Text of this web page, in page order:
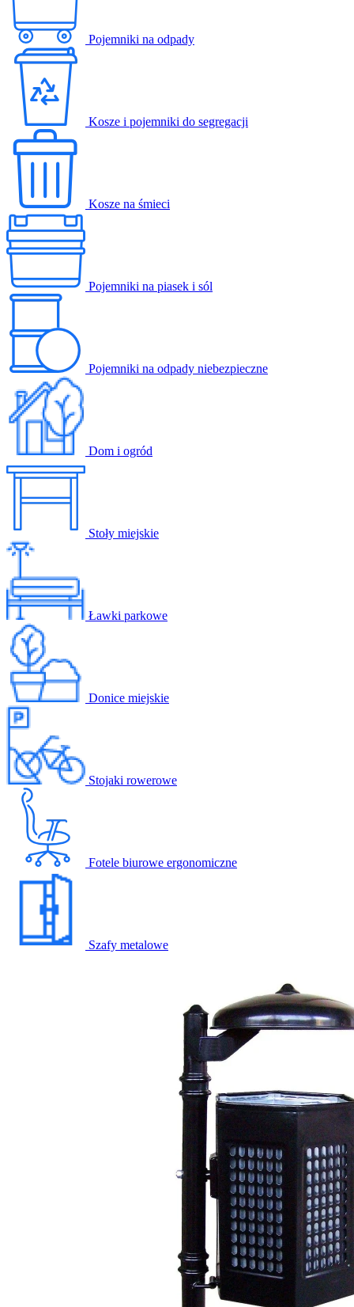
Pojemniki na odpady
Kosze i pojemniki do segregacji
Kosze na śmieci
Pojemniki na piasek i sól
Pojemniki na odpady niebezpieczne
Dom i ogród
Stoły miejskie
Ławki parkowe
Donice miejskie
Stojaki rowerowe
Fotele biurowe ergonomiczne
Szafy metalowe